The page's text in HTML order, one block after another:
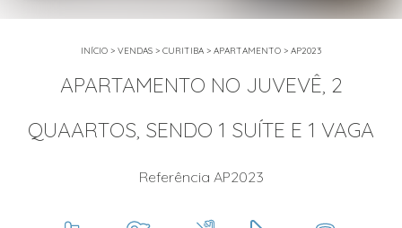
INÍCIO > VENDAS > CURITIBA > APARTAMENTO > AP2023
APARTAMENTO NO JUVEVÊ, 2
QUAARTOS, SENDO 1 SUÍTE E 1 VAGA
Referência AP2023